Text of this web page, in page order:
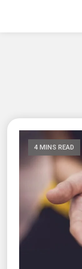
4 MINS READ